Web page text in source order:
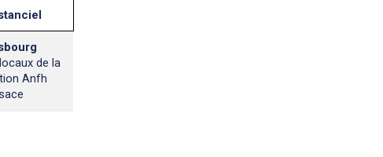
de la
Anfh